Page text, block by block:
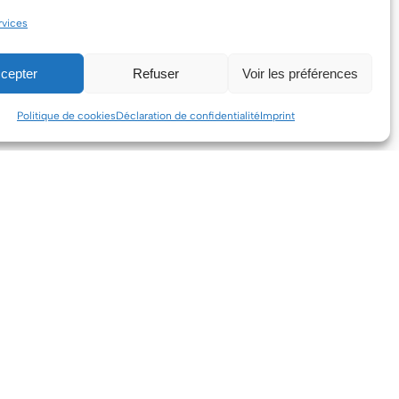
Refuser Voir les préférences
Politique de cookiesDéclaration de confidentialitéImprint